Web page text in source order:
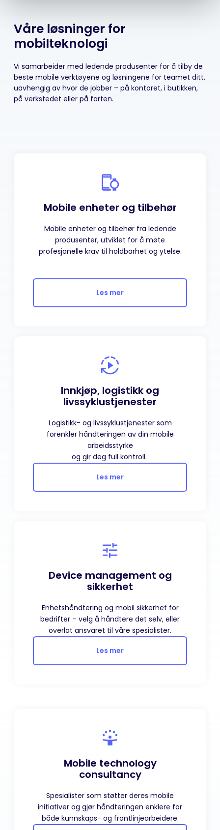
Våre løsninger for
mobilteknologi
Vi samarbeider med ledende produsenter for å tilby de
beste mobile verktøyene og løsningene for teamet ditt,
uavhengig av hvor de jobber – på kontoret, i butikken,
på verkstedet eller på farten.
Mobile enheter og tilbehør
Mobile enheter og tilbehør fra ledende
produsenter, utviklet for å møte
profesjonelle krav til holdbarhet og ytelse.
Les mer
Innkjøp, logistikk og
livssyklustjenester
Logistikk- og livssyklustjenester som
forenkler håndteringen av din mobile
arbeidsstyrke
og gir deg full kontroll.
Les mer
Device management og
sikkerhet
Enhetshåndtering og mobil sikkerhet for
bedrifter – velg å håndtere det selv, eller
overlat ansvaret til våre spesialister.
Les mer
Mobile technology
consultancy
Spesialister som støtter deres mobile
initiativer og gjør håndteringen enklere for
både kunnskaps- og frontlinjearbeidere.